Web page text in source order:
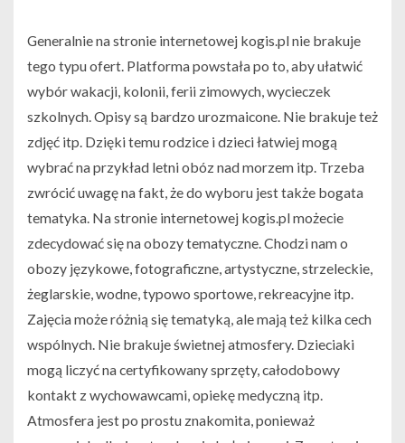
Generalnie na stronie internetowej kogis.pl nie brakuje
tego typu ofert. Platforma powstała po to, aby ułatwić
wybór wakacji, kolonii, ferii zimowych, wycieczek
szkolnych. Opisy są bardzo urozmaicone. Nie brakuje też
zdjęć itp. Dzięki temu rodzice i dzieci łatwiej mogą
wybrać na przykład letni obóz nad morzem itp. Trzeba
zwrócić uwagę na fakt, że do wyboru jest także bogata
tematyka. Na stronie internetowej kogis.pl możecie
zdecydować się na obozy tematyczne. Chodzi nam o
obozy językowe, fotograficzne, artystyczne, strzeleckie,
żeglarskie, wodne, typowo sportowe, rekreacyjne itp.
Zajęcia może różnią się tematyką, ale mają też kilka cech
wspólnych. Nie brakuje świetnej atmosfery. Dzieciaki
mogą liczyć na certyfikowany sprzęty, całodobowy
kontakt z wychowawcami, opiekę medyczną itp.
Atmosfera jest po prostu znakomita, ponieważ